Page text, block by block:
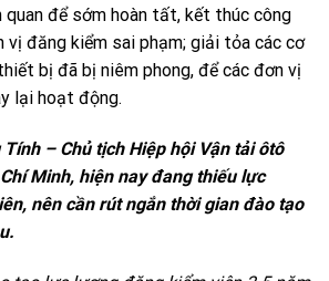
quan để sớm hoàn tất, kết thúc công
vị đăng kiểm sai phạm; giải tỏa các cơ
bị đã bị niêm phong, để các đơn vị
lại hoạt động.
– Chủ tịch Hiệp hội Vận tải ôtô
Minh, hiện nay đang thiếu lực
nên cần rút ngắn thời gian đào tạo